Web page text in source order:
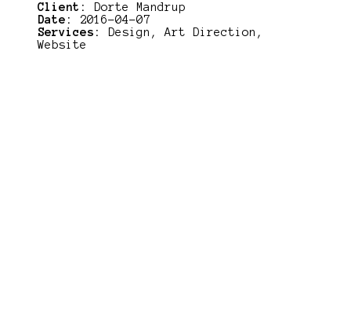
Client:
Dorte Mandrup
Date:
2016-04-07
Services:
Design, Art Direction,
Website